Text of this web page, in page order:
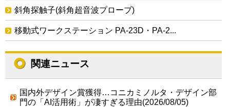
斜角探触子(斜角超音波プローブ)
移動式ワークステーション PA-23D・PA-2...
関連ニュース
国内外デザイン賞獲得…コニカミノルタ・デザイン部
門の「AI活用術」が凄すぎる理由(2026/08/05)